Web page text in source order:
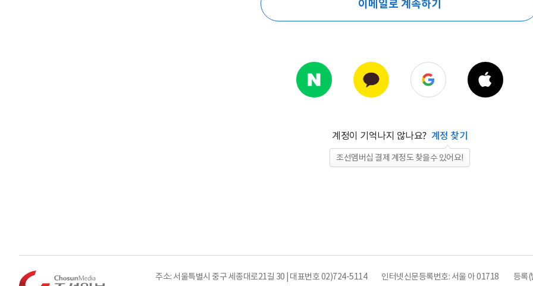
이메일로 계속하기
계정이 기억나지 않나요? 계정 찾기
조선멤버십 결제 계정도 찾을수 있어요!
주소: 서울특별시 중구 세종대로21길 30 | 대표번호 02)724-5114 인터넷신문등록번호: 서울 아 01718 등록(